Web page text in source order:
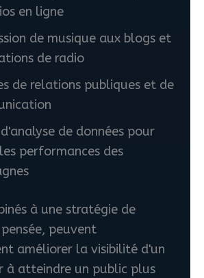
en ligne
de musique aux blogs et
de radio
de relations publiques et de
de données pour
performances des
à une stratégie de
peuvent
améliorer la visibilité d'un
à atteindre un public plus